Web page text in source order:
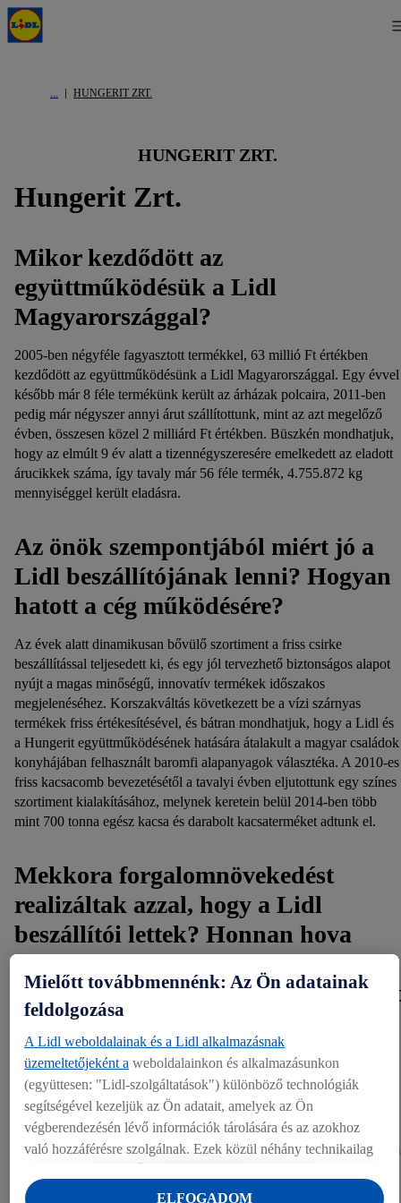
HUNGERIT ZRT.
HUNGERIT ZRT.
Hungerit Zrt.
Mikor kezdődött az
együttműködésük a Lidl
Magyarországgal?
2005-ben négyféle fagyasztott termékkel, 63 millió Ft értékben
kezdődött az együttműködésünk a Lidl Magyarországgal. Egy évvel
később már 8 féle termékünk került az árházak polcaira, 2011-ben
pedig már négyszer annyi árut szállítottunk, mint az azt megelőző
évben, összesen közel 2 milliárd Ft értékben. Büszkén mondhatjuk,
hogy az elmúlt 9 év alatt a tizennégyszeresére emelkedett az eladott
árucikkek száma, így tavaly már 56 féle termék, 4.755.872 kg
mennyiséggel került eladásra.
Az önök szempontjából miért jó a
Lidl beszállítójának lenni? Hogyan
hatott a cég működésére?
Az évek alatt dinamikusan bővülő szortiment a friss csirke
beszállítással teljesedett ki, és egy jól tervezhető biztonságos alapot
nyújt a magas minőségű, innovatív termékek időszakos
megjelenéséhez. Korszakváltás következett be a vízi szárnyas
termékek friss értékesítésével, és bátran mondhatjuk, hogy a Lidl és
a Hungerit együttműködésének hatására átalakult a magyar családok
konyhájában felhasznált baromfi alapanyagok választéka. A 2010-es
friss kacsacomb bevezetésétől a tavalyi évben eljutottunk egy színes
szortiment kialakításához, melynek keretein belül 2014-ben több
mint 700 tonna egész kacsa és darabolt kacsaterméket adtunk el.
Mekkora forgalomnövekedést
realizáltak azzal, hogy a Lidl
beszállítói lettek? Honnan hova
jutottak el, hányszorosára nőttek,
vagy épp hányszor több alkalmazott
van az együttműködés megkötése
óta?
A Lidl Magyarországgal való együttműködés óta jelentős
forgalomnövekedést realizáltunk. Kezdetben 4 termékkel és 63
millió Ft-os forgalommal indultunk, 2014-ben ez a szám már 56 féle
termékre és közel 4 milliárdos forgalomra növekedett. Ez a forgalom
Mielőtt továbbmennénk: Az Ön adatainak
feldolgozása
A Lidl weboldalainak és a Lidl alkalmazásnak
üzemeltetőjeként a weboldalainkon és alkalmazásunkon
(együttesen: "Lidl-szolgáltatások") különböző technológiák
segítségével kezeljük az Ön adatait, amelyek az Ön
végberendezésén lévő információk tárolására és az azokhoz
való hozzáférésre szolgálnak. Ezek közül néhány technikailag
kényelmes beállításokhoz, statisztikák összeállításához vagy a
ELFOGADOM